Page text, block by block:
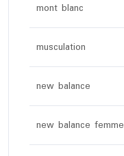
mont blanc
musculation
new balance
new balance femme